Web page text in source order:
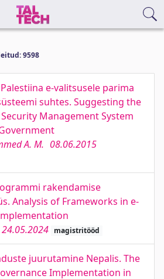
9598
e-valitsusele parima
suhtes. Suggesting the
Management System
A. M. 08.06.2015
rakendamise
Analysis of Frameworks in e-
24.05.2024 magistritööd
juurutamine Nepalis. The
Implementation in